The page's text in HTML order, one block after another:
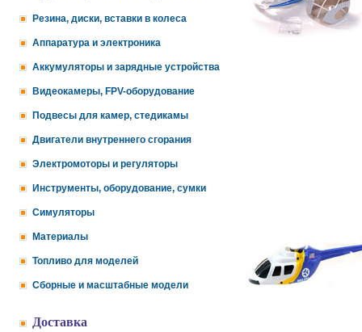
Резина, диски, вставки в колеса
Аппаратура и электроника
Аккумуляторы и зарядные устройства
Видеокамеры, FPV-оборудование
Подвесы для камер, стедикамы
Двигатели внутреннего сгорания
Электромоторы и регуляторы
Инструменты, оборудование, сумки
Симуляторы
Материалы
Топливо для моделей
Сборные и масштабные модели
Доставка